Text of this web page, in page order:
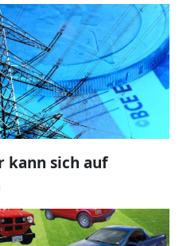
sich auf